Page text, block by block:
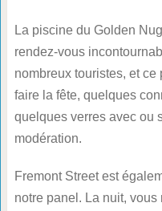
La piscine du Golden
rendez-vous
nombreux touristes, et
faire la fête, quelques
quelques verres avec ou
modération.
Fremont Street est
notre panel. La nuit,